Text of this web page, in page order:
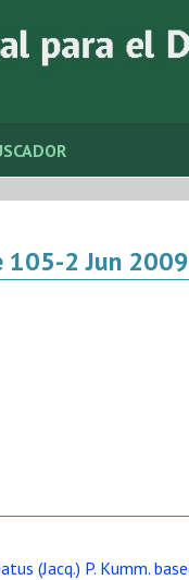
105-2 Jun 2009
(Jacq.) P. Kumm.